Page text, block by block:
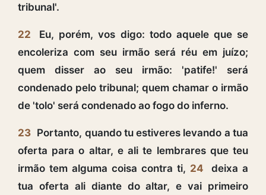
tribunal'.
22
Eu, porém, vos digo: todo aquele que se
encoleriza com seu irmão será réu em juízo;
quem disser ao seu irmão: 'patife!' será
condenado pelo tribunal; quem chamar o irmão
de 'tolo' será condenado ao fogo do inferno.
23 Portanto, quando tu estiveres levando a tua
oferta para o altar, e ali te lembrares que teu
irmão tem alguma coisa contra ti, 24
deixa a
tua oferta ali diante do altar, e vai primeiro